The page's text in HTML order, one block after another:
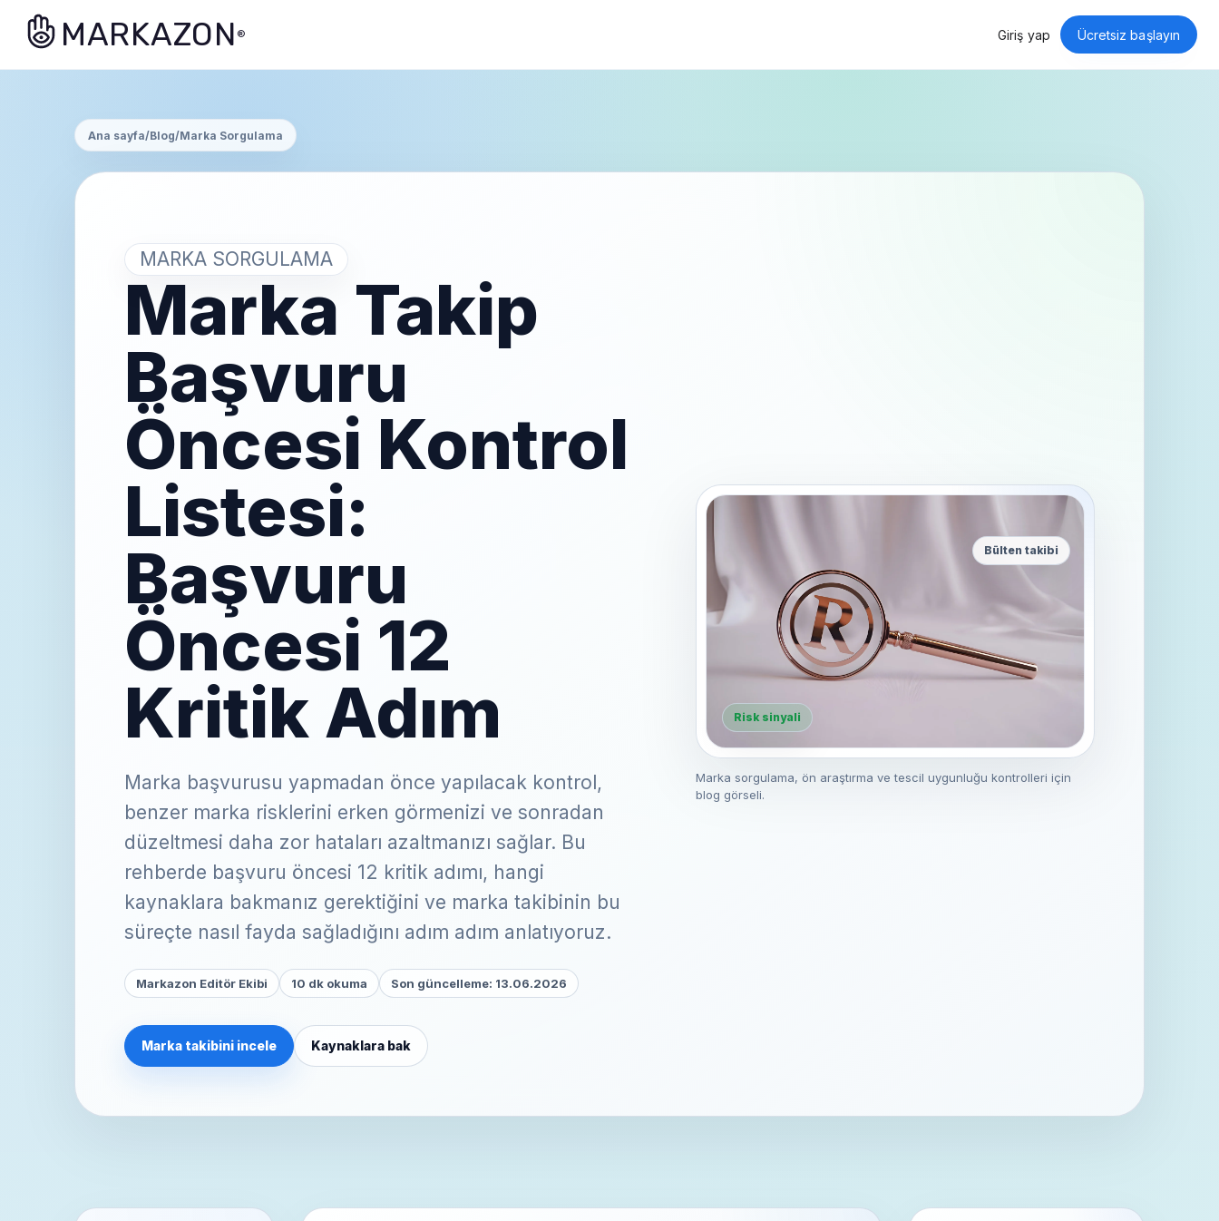
MARKAZON ® Giriş yap Ücretsiz başlayın
Ana sayfa/Blog/Marka Sorgulama
MARKA SORGULAMA
Marka Takip
Başvuru
Öncesi Kontrol
Listesi:
Başvuru
Öncesi 12
Kritik Adım
Marka başvurusu yapmadan önce yapılacak kontrol,
benzer marka risklerini erken görmenizi ve sonradan
düzeltmesi daha zor hataları azaltmanızı sağlar. Bu
rehberde başvuru öncesi 12 kritik adımı, hangi
kaynaklara bakmanız gerektiğini ve marka takibinin bu
süreçte nasıl fayda sağladığını adım adım anlatıyoruz.
Markazon Editör Ekibi 10 dk okuma Son güncelleme: 13.06.2026
Marka takibini incele Kaynaklara bak
Bülten takibi
Risk sinyali
Marka sorgulama, ön araştırma ve tescil uygunluğu kontrolleri için
blog görseli.